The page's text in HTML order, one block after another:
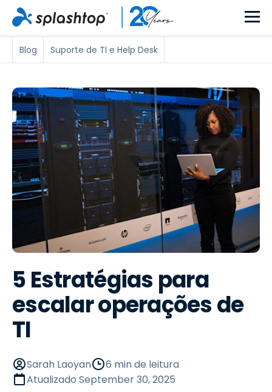
Blog Suporte de TI e Help Desk
5 Estratégias para
escalar operações de
TI
Sarah Laoyan
6 min de leitura
Atualizado September 30, 2025